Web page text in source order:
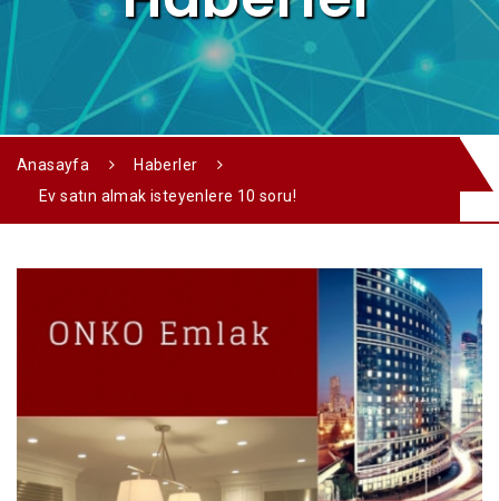
Anasayfa
Haberler
Ev satın almak isteyenlere 10 soru!